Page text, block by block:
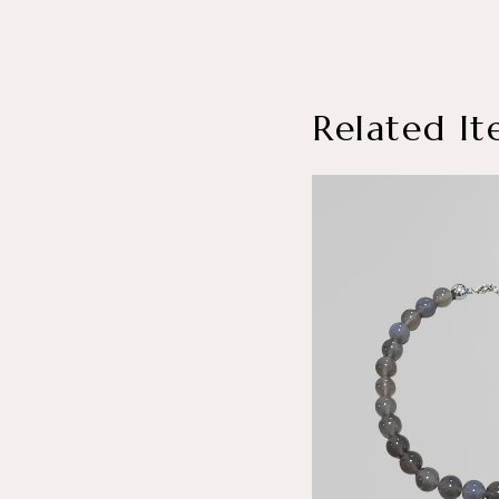
Related